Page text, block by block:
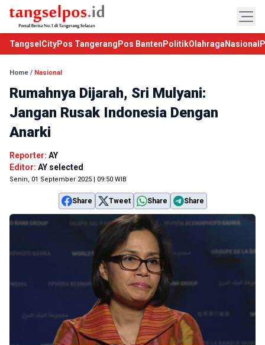
TangselCityPos Tangerang Pos Banten PolitikOlahraga Nasional
Home / Nasional
Rumahnya Dijarah, Sri Mulyani:
Jangan Rusak Indonesia Dengan
Anarki
Reporter: AY
Editor: AY selected
Senin, 01 September 2025 | 09:50 WIB
Share Tweet Share Share